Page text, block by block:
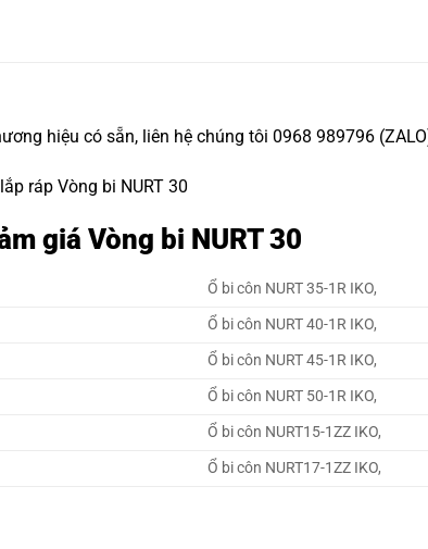
hiệu có sẵn, liên hệ chúng tôi 0968 989796
ráp Vòng bi NURT 30
giá Vòng bi NURT 30
Ổ bi côn NURT 35-1R IKO,
Ổ bi côn NURT 40-1R IKO,
Ổ bi côn NURT 45-1R IKO,
Ổ bi côn NURT 50-1R IKO,
Ổ bi côn NURT15-1ZZ IKO,
Ổ bi côn NURT17-1ZZ IKO,